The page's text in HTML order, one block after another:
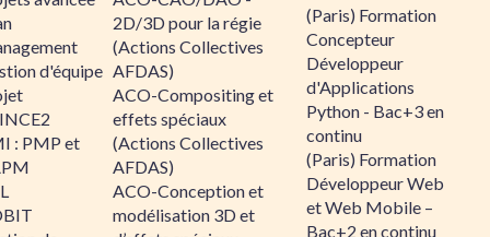
d'équipe
: PMP et
2D/3D pour la régie
(Actions Collectives
AFDAS)
ACO-Compositing et
effets spéciaux
(Actions Collectives
AFDAS)
ACO-Conception et
modélisation 3D et
(Paris) Formation
Concepteur
Développeur
d'Applications
Python - Bac+3 en
continu
(Paris) Formation
Développeur Web
et Web Mobile –
Bac+2 en continu